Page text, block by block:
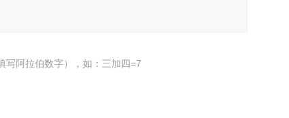
写阿拉伯数字），如：三加四=7